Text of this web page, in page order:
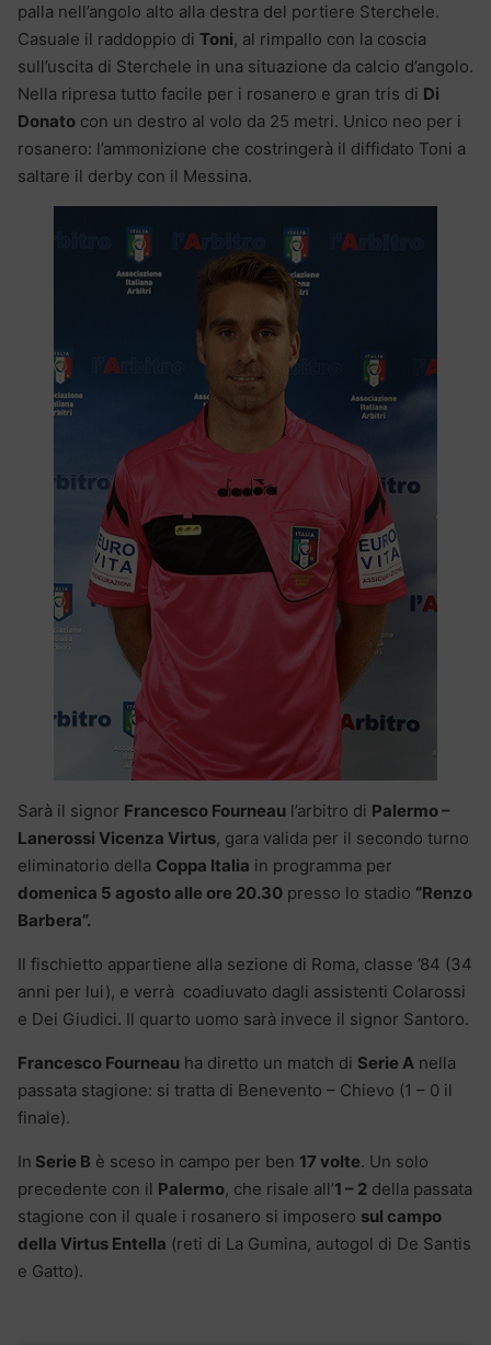
palla nell’angolo alto alla destra del portiere Sterchele.
Casuale il raddoppio di Toni, al rimpallo con la coscia
sull’uscita di Sterchele in una situazione da calcio d’angolo.
Nella ripresa tutto facile per i rosanero e gran tris di Di
Donato con un destro al volo da 25 metri. Unico neo per i
rosanero: l’ammonizione che costringerà il diffidato Toni a
saltare il derby con il Messina.
Sarà il signor Francesco Fourneau l’arbitro di Palermo –
Lanerossi Vicenza Virtus, gara valida per il secondo turno
eliminatorio della Coppa Italia in programma per
domenica 5 agosto alle ore 20.30 presso lo stadio “Renzo
Barbera”.
Il fischietto appartiene alla sezione di Roma, classe ’84 (34
anni per lui), e verrà coadiuvato dagli assistenti Colarossi
e Dei Giudici. Il quarto uomo sarà invece il signor Santoro.
Francesco Fourneau ha diretto un match di Serie A nella
passata stagione: si tratta di Benevento – Chievo (1 – 0 il
finale).
In Serie B è sceso in campo per ben 17 volte. Un solo
precedente con il Palermo, che risale all’1 – 2 della passata
stagione con il quale i rosanero si imposero sul campo
della Virtus Entella (reti di La Gumina, autogol di De Santis
e Gatto).